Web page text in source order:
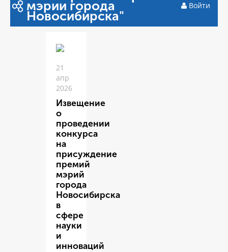
мэрии города
Новосибирска"
Войти
21
апр
2026
Извещение
о
проведении
конкурса
на
присуждение
премий
мэрий
города
Новосибирска
в
сфере
науки
и
инноваций